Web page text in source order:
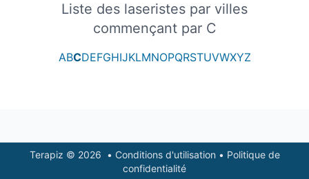
Liste des laseristes par villes
commençant par C
ABCDEFGHIJKLMNOPQRSTUVWXYZ
FooterTerapiz © 2026 • Conditions d'utilisation • Politique de
confidentialité